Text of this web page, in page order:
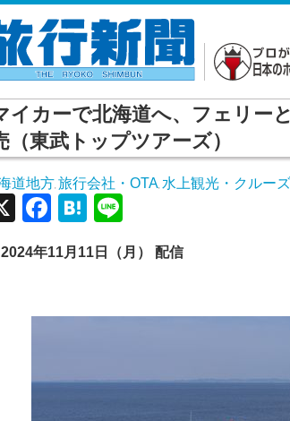
イカーで北海道へ、フェリー
（東武トップツアーズ）
道地方 旅行会社・OTA 水上観光・クルーズ
X Facebook
Hatena
2024年11月11 日（月） 配信